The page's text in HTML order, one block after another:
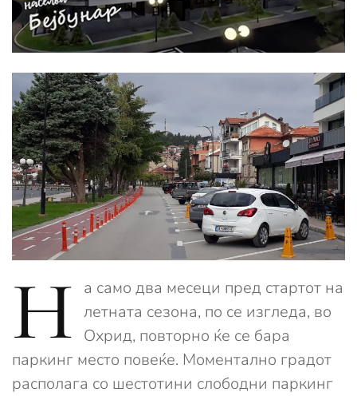
Н а само два месеци пред стартот на
летната сезона, по се изгледа, во
Охрид, повторно ќе се бара
паркинг место повеќе. Моментално градот
располага со шестотини слободни паркинг